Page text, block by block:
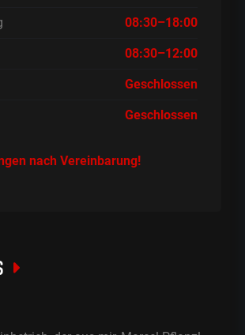
08:30–18:00
08:30–12:00
Geschlossen
Geschlossen
nach Vereinbarung!